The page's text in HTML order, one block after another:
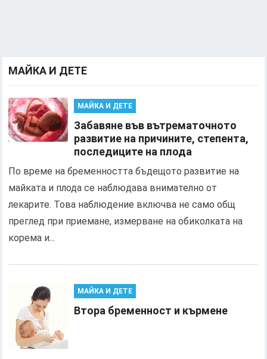
МАЙКА И ДЕТЕ
МАЙКА И ДЕТЕ
Забавяне във вътрематочното
развитие на причините, степента,
последиците на плода
По време на бременността бъдещото развитие на
майката и плода се наблюдава внимателно от
лекарите. Това наблюдение включва не само общ
преглед при приемане, измерване на обиколката на
корема и...
МАЙКА И ДЕТЕ
Втора бременност и кърмене